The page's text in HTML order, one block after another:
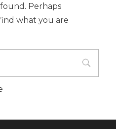
Perhaps
what you are